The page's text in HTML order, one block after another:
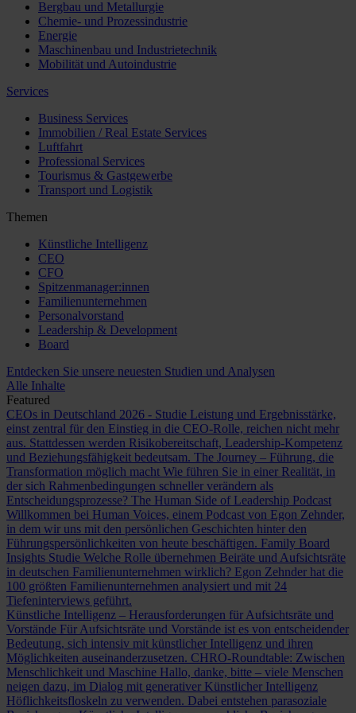
Bergbau und Metallurgie
Chemie- und Prozessindustrie
Energie
Maschinenbau und Industrietechnik
Mobilität und Autoindustrie
Services
Business Services
Immobilien / Real Estate Services
Luftfahrt
Professional Services
Tourismus & Gastgewerbe
Transport und Logistik
Themen
Künstliche Intelligenz
CEO
CFO
Spitzenmanager:innen
Familienunternehmen
Personalvorstand
Leadership & Development
Board
Entdecken Sie unsere neuesten Studien und Analysen
Alle Inhalte
Featured
CEOs in Deutschland 2026 - Studie Leistung und Ergebnisstärke,
einst zentral für den Einstieg in die CEO-Rolle, reichen nicht mehr
aus. Stattdessen werden Risikobereitschaft, Leadership-Kompetenz
und Beziehungsfähigkeit bedeutsam. The Journey – Führung, die
Transformation möglich macht Wie führen Sie in einer Realität, in
der sich Rahmenbedingungen schneller verändern als
Entscheidungsprozesse? The Human Side of Leadership Podcast
Willkommen bei Human Voices, einem Podcast von Egon Zehnder,
in dem wir uns mit den persönlichen Geschichten hinter den
Führungspersönlichkeiten von heute beschäftigen. Family Board
Insights Studie Welche Rolle übernehmen Beiräte und Aufsichtsräte
in deutschen Familienunternehmen wirklich? Egon Zehnder hat die
100 größten Familienunternehmen analysiert und mit 24
Tiefeninterviews geführt.
Künstliche Intelligenz – Herausforderungen für Aufsichtsräte und
Vorstände Für Aufsichtsräte und Vorstände ist es von entscheidender
Bedeutung, sich intensiv mit künstlicher Intelligenz und ihren
Möglichkeiten auseinanderzusetzen. CHRO-Roundtable: Zwischen
Menschlichkeit und Maschine Hallo, danke, bitte – viele Menschen
neigen dazu, im Dialog mit generativer Künstlicher Intelligenz
Höflichkeitsfloskeln zu verwenden. Dabei entstehen parasoziale